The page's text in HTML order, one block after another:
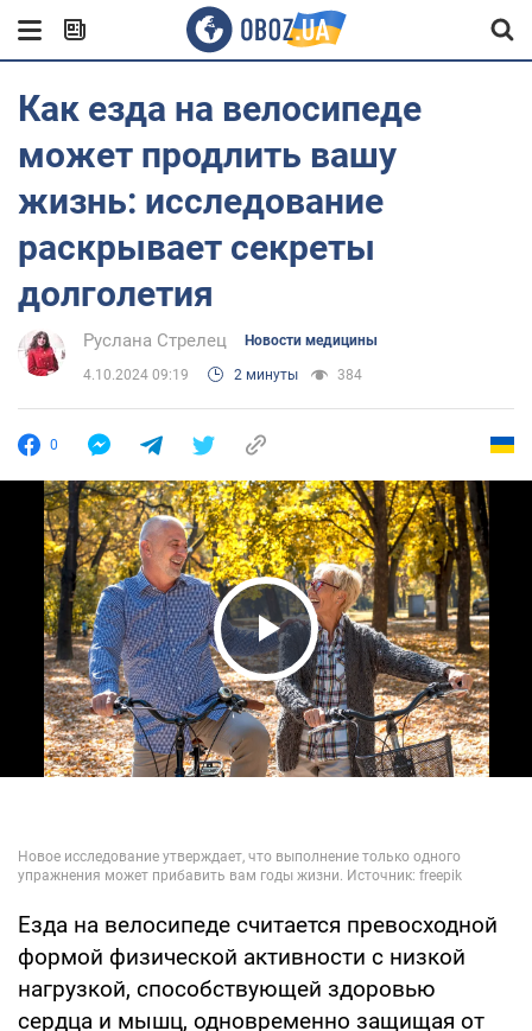
Как езда на велосипеде
может продлить вашу
жизнь: исследование
раскрывает секреты
долголетия
Руслана Стрелец Новости медицины
4.10.2024 09:19 2 минуты 384
0
Play Video
Езда на велосипеде считается превосходной
формой физической активности с низкой
нагрузкой, способствующей здоровью
сердца и мышц, одновременно защищая от